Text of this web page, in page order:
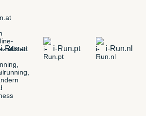
i-Run.at i-Run.pt i-Run.nl